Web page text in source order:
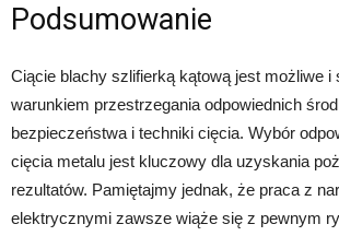
Podsumowanie
Ciącie blachy szlifierką kątową jest możliwe i
warunkiem przestrzegania odpowiednich
bezpieczeństwa i techniki cięcia. Wybór
cięcia metalu jest kluczowy dla uzyskania
rezultatów. Pamiętajmy jednak, że praca z
elektrycznymi zawsze wiąże się z pewnym